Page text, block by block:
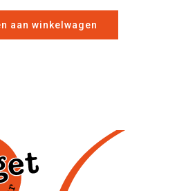
aan winkelwagen